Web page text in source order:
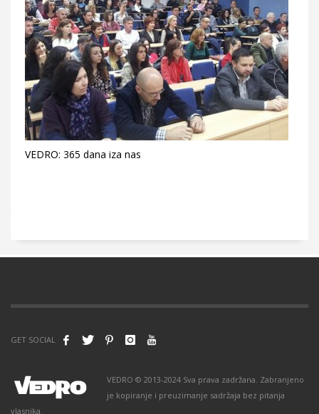
VEDRO: 365 dana iza nas
GET SOCIAL
VEDRO © 2013-2024 Sva prava zadržana. Zabranjeno
je kopiranje i preuzimanje sadržaja bez pitanja
vlasnika.